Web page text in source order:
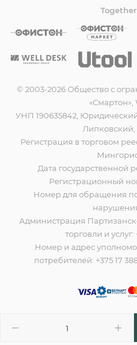
© 2003-2026 Общество с
УНП 190635842, Юридический
Липковский,
Регистрация в торговом
Дата государственной
Регистрационный
Номер для обращения
Администрация
торговли и услуг:
Номер и адрес
потребителей: +375 17
Разработано в